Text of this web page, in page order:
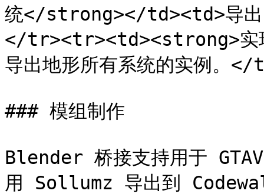
统</strong></td><td>导出
</tr><tr><td><strong>实
导出地形所有系统的实例
### 模组制作
Blender 桥接支持用于
用 Sollumz 导出到